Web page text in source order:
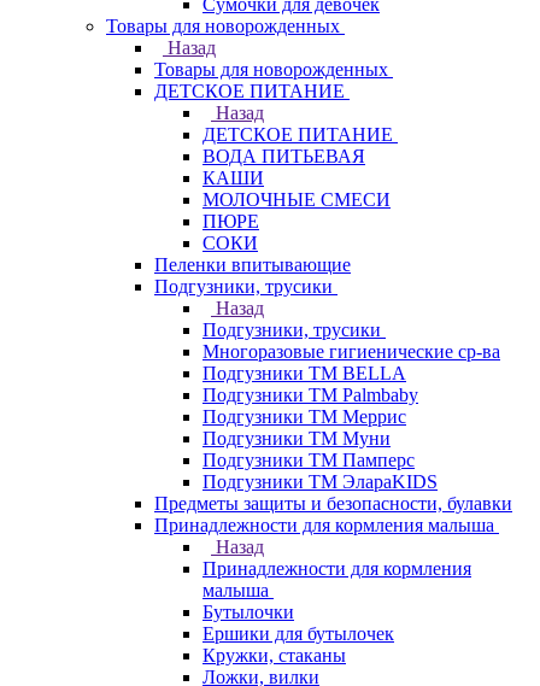
Сумочки для девочек
Товары для новорожденных
Назад
Товары для новорожденных
ДЕТСКОЕ ПИТАНИЕ
Назад
ДЕТСКОЕ ПИТАНИЕ
ВОДА ПИТЬЕВАЯ
КАШИ
МОЛОЧНЫЕ СМЕСИ
ПЮРЕ
СОКИ
Пеленки впитывающие
Подгузники, трусики
Назад
Подгузники, трусики
Многоразовые гигиенические ср-ва
Подгузники ТМ BELLA
Подгузники ТМ Palmbaby
Подгузники ТМ Меррис
Подгузники ТМ Муни
Подгузники ТМ Памперс
Подгузники ТМ ЭлараKIDS
Предметы защиты и безопасности, булавки
Принадлежности для кормления малыша
Назад
Принадлежности для кормления
малыша
Бутылочки
Ершики для бутылочек
Кружки, стаканы
Ложки, вилки